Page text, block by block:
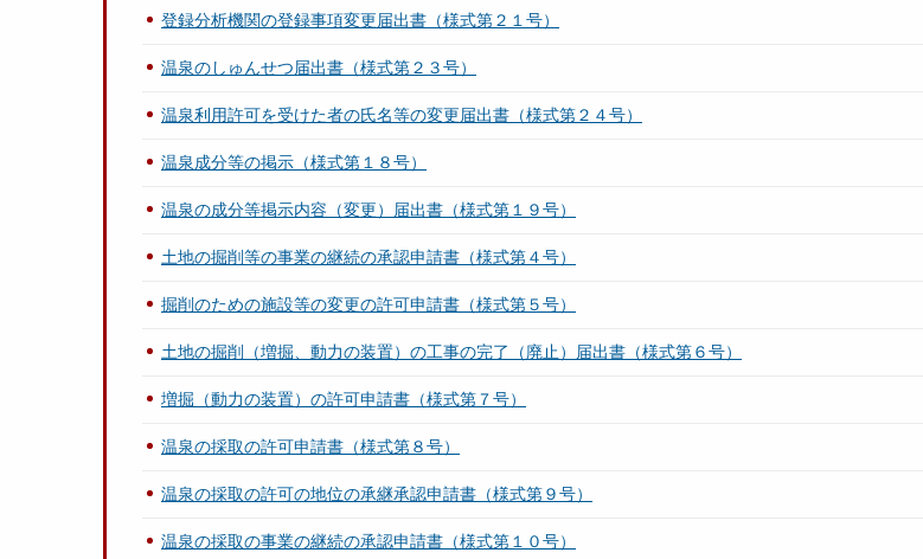
登録分析機関の登録事項変更届出書（様式第２１号）
温泉のしゅんせつ届出書（様式第２３号）
温泉利用許可を受けた者の氏名等の変更届出書（様式第２４号）
温泉成分等の掲示（様式第１８号）
温泉の成分等掲示内容（変更）届出書（様式第１９号）
土地の掘削等の事業の継続の承認申請書（様式第４号）
掘削のための施設等の変更の許可申請書（様式第５号）
土地の掘削（増掘、動力の装置）の工事の完了（廃止）届出書（様式第６号）
増掘（動力の装置）の許可申請書（様式第７号）
温泉の採取の許可申請書（様式第８号）
温泉の採取の許可の地位の承継承認申請書（様式第９号）
温泉の採取の事業の継続の承認申請書（様式第１０号）